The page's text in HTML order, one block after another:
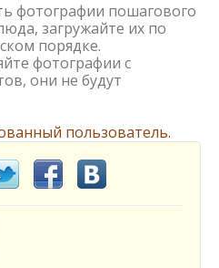
фотографии пошагового
загружайте их по
порядке.
фотографии с
они не будут
пользователь.